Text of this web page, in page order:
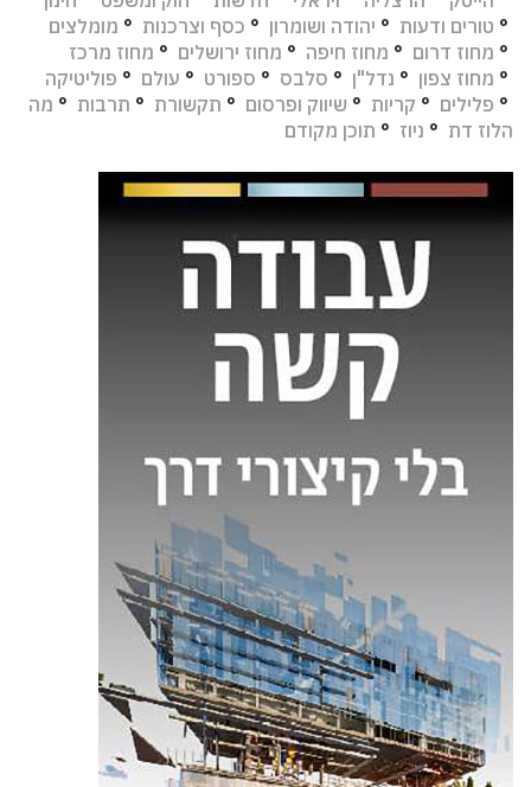
° טורים ודעות ° יהודה ושומרון ° כסף וצרכנות ° מומלצים
° מחוז דרום ° מחוז חיפה ° מחוז ירושלים ° מחוז מרכז
° מחוז צפון ° נדל"ן ° סלבס ° ספורט ° עולם ° פוליטיקה
° פלילים ° קריות ° שיווק ופרסום ° תקשורת ° תרבות ° מה
הלוז דת ° ניוז ° תוכן מקודם